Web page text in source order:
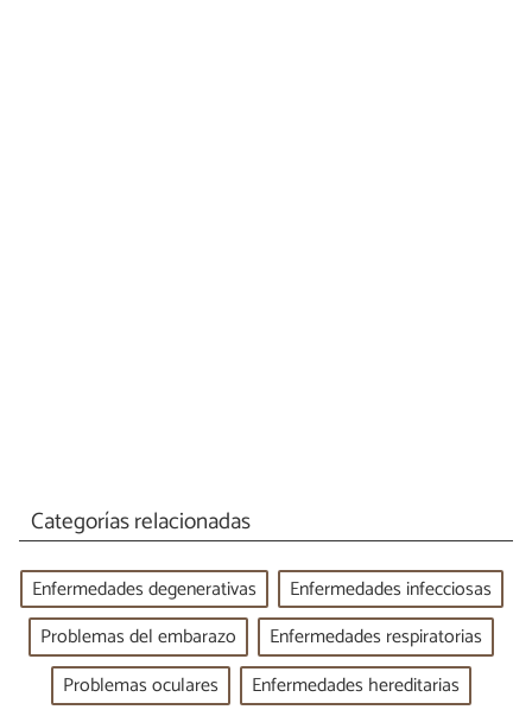
Categorías relacionadas
Enfermedades degenerativas
Enfermedades infecciosas
Problemas del embarazo
Enfermedades respiratorias
Problemas oculares
Enfermedades hereditarias